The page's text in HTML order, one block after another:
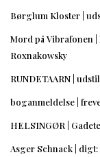
Børglum Kloster |
Mord på Vibrafonen
Roxnakowsky
RUNDETAARN |
boganmeldelse |
HELSINGØR |
Asger Schnack |